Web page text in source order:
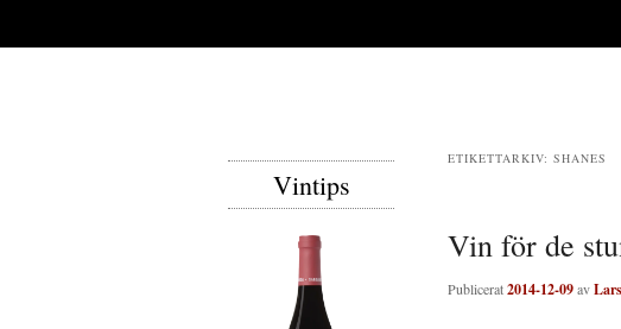
ETIKETTARKIV: SHANES
Vin för de
Publicerat2014-12-09av
Vintips